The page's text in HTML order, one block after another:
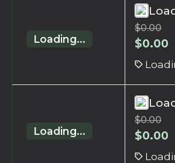
Loading...
$0.00
$0.00
Loading...
$0.00
$0.00